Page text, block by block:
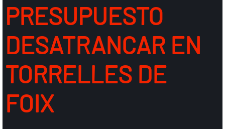
PRESUPUESTO
DESATRANCAR EN
TORRELLES DE
FOIX